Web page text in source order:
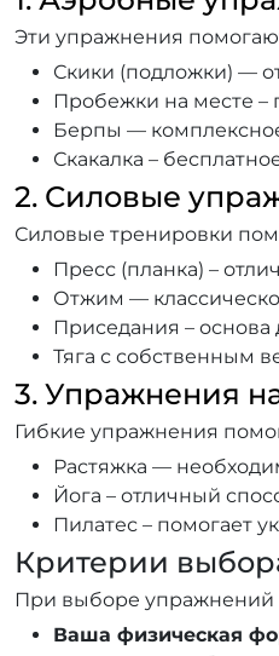
Эти упражнения
Скики (подложки) —
Пробежки на месте –
Берпы —
Скакалка –
2. Силовые
Силовые тренировки
Пресс (планка) –
Отжим —
Приседания –
Тяга с собственным
3. Упражнения
Гибкие упражнения
Растяжка —
Йога – отличный
Пилатес – помогает
Критерии
При выборе упражнений
Ваша физическая